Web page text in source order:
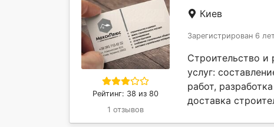
Рейтинг: 38 из 80
1 отзывов
Киев
Зарегистрирован 6
Строительство и
услуг:
работ,
доставка